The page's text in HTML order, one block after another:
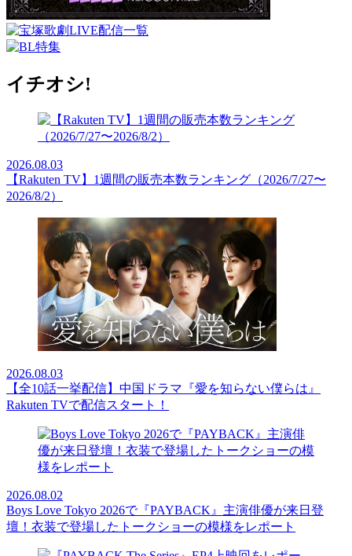
イチオシ!
2026.08.03
【Rakuten TV】1週間の販売本数ランキング（2026/7/27〜
2026/8/2）
2026.08.03
【全10話一挙配信】中国ドラマ『愛を知らない僕らは』
Rakuten TVで配信スタート！
2026.08.02
Boys Love Tokyo 2026で『PAYBACK』主演俳優が来日登
壇！衣装で登場したトークショーの模様をレポート